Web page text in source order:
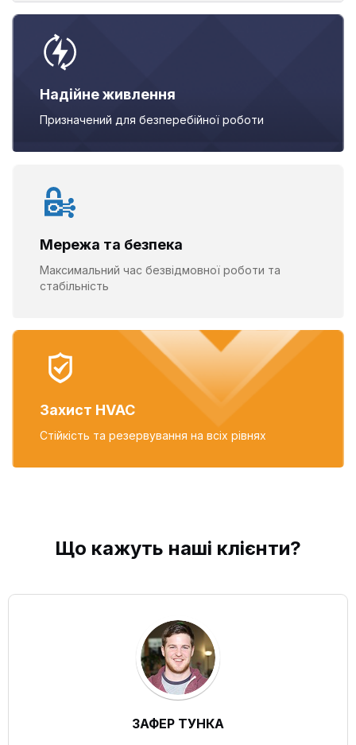
Надійне живлення
Призначений для безперебійної роботи
Мережа та безпека
Максимальний час безвідмовної роботи та
стабільність
Захист HVAC
Стійкість та резервування на всіх рівнях
Що кажуть наші клієнти?
ЗАФЕР ТУНКА